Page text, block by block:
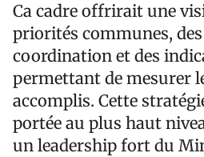
Ca cadre offrirait une
priorités communes,
coordination et des
permettant de mesurer
accomplis. Cette
portée au plus haut
un leadership fort du